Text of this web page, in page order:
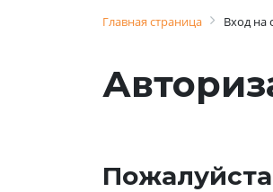
Главная страница Вход на